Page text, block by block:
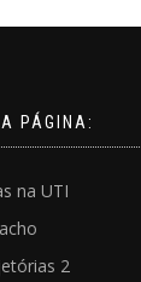
PÁGINA:
na UTI
2